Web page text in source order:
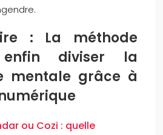
: La méthode
diviser la
mentale grâce à
ou Cozi : quelle